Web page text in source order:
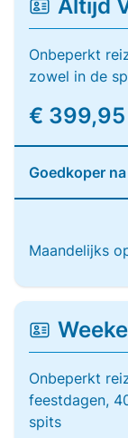
Altijd
Onbeperkt
zowel in de
€
Goedkoper
Maandelijks
Onbeperkt
feestdagen,
spits